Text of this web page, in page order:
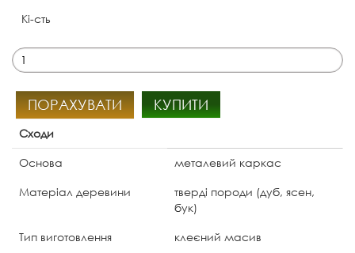
Кі-сть
ПОРАХУВАТИ КУПИТИ
Сходи
Основа
металевий каркас
Матеріал деревини
тверді породи (дуб, ясен,
бук)
Тип виготовлення
клеєний масив